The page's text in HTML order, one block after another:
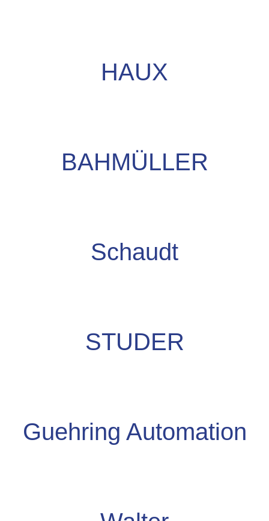
HAUX
BAHMÜLLER
Schaudt
STUDER
Guehring Automation